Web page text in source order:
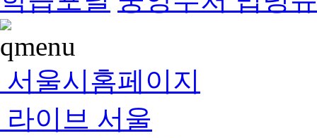
서울시홈페이지
라이브 서울